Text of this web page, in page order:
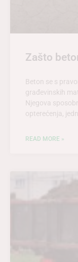
Zašto
Beton se s
građevinskih
Njegova
opterećenja,
READ MORE »